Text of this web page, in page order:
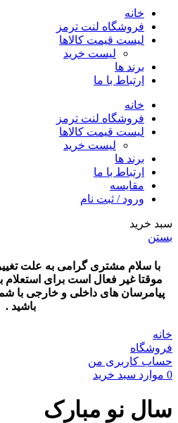
خانه
فروشگاه لنت ترمز
لیست قیمت کالاها
لیست خرید
برند ها
ارتباط با ما
خانه
فروشگاه لنت ترمز
لیست قیمت کالاها
لیست خرید
برند ها
ارتباط با ما
مقایسه
ورود / ثبت نام
سبد خرید
بستن
با سلام مشتری گرامی به علت
موقتا غیر فعال است برای استعلام
باشید .
خانه
فروشگاه
حساب کاربری من
0 موارد سبد خرید
سال نو مبارک